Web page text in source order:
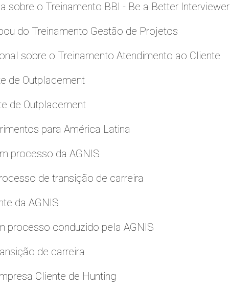
sobre o Treinamento BBI - Be a Better Interviewer
do Treinamento Gestão de Projetos
sobre o Treinamento Atendimento ao Cliente
de Outplacement
de Outplacement
para América Latina
processo da AGNIS
de transição de carreira
da AGNIS
processo conduzido pela AGNIS
de carreira
Cliente de Hunting